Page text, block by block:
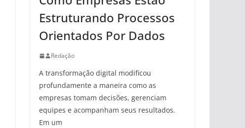
Estruturando Processos
Orientados Por Dados
Redação
A transformação digital modificou
profundamente a maneira como as
empresas tomam decisões, gerenciam
equipes e acompanham seus resultados.
Em um